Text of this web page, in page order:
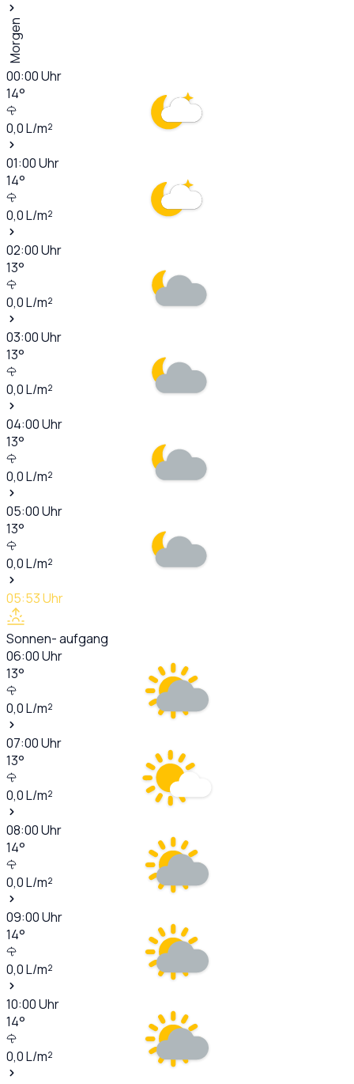
Morgen
00:00Uhr
14°
0,0L/m²
01:00Uhr
14°
0,0L/m²
02:00Uhr
13°
0,0L/m²
03:00Uhr
13°
0,0L/m²
04:00Uhr
13°
0,0L/m²
05:00Uhr
13°
0,0L/m²
05:53Uhr
Sonnen- aufgang
06:00Uhr
13°
0,0L/m²
07:00Uhr
13°
0,0L/m²
08:00Uhr
14°
0,0L/m²
09:00Uhr
14°
0,0L/m²
10:00Uhr
14°
0,0L/m²